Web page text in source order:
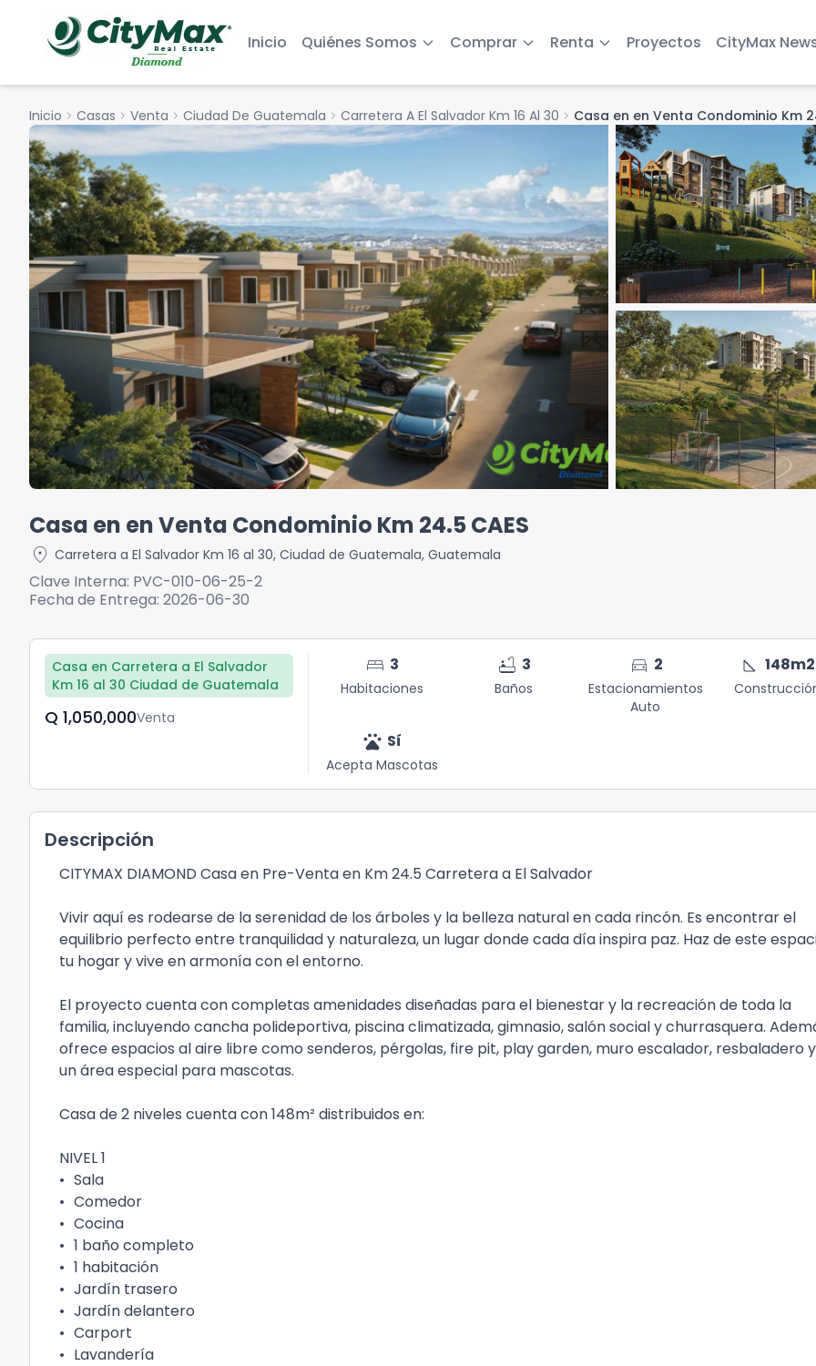
Inicio Quiénes Somos Comprar Renta Proyectos CityMax
Inicio chevron_right Casas chevron_right Venta chevron_right Ciudad De Guatemala chevron_right Carretera A El Salvador Km 16 Al 30 chevron_right Casa en en Venta Condominio Km
Casa en en Venta Condominio Km 24.5 CAES
location_on Carretera a El Salvador Km 16 al 30, Ciudad de Guatemala, Guatemala
Clave Interna: PVC-010-06-25-2
Fecha de Entrega: 2026-06-30
Casa en Carretera a El Salvador
Km 16 al 30 Ciudad de Guatemala
Q	1,050,000Venta
bed 3
Habitaciones
bathtub 3
Baños
directions_car 2
Estacionamientos
Auto
square_foot 148m2
pets Sí
Acepta Mascotas
Descripción
CITYMAX DIAMOND Casa en Pre-Venta en Km 24.5 Carretera a El Salvador
Vivir aquí es rodearse de la serenidad de los árboles y la belleza natural en cada rincón. Es encontrar el
equilibrio perfecto entre tranquilidad y naturaleza, un lugar donde cada día inspira paz. Haz de este
tu hogar y vive en armonía con el entorno.
El proyecto cuenta con completas amenidades diseñadas para el bienestar y la recreación de toda la
familia, incluyendo cancha polideportiva, piscina climatizada, gimnasio, salón social y churrasquera.
ofrece espacios al aire libre como senderos, pérgolas, fire pit, play garden, muro escalador, resbaladero y
un área especial para mascotas.
Casa de 2 niveles cuenta con 148m² distribuidos en:
NIVEL 1
• Sala
• Comedor
• Cocina
• 1 baño completo
• 1 habitación
• Jardín trasero
• Jardín delantero
• Carport
• Lavandería